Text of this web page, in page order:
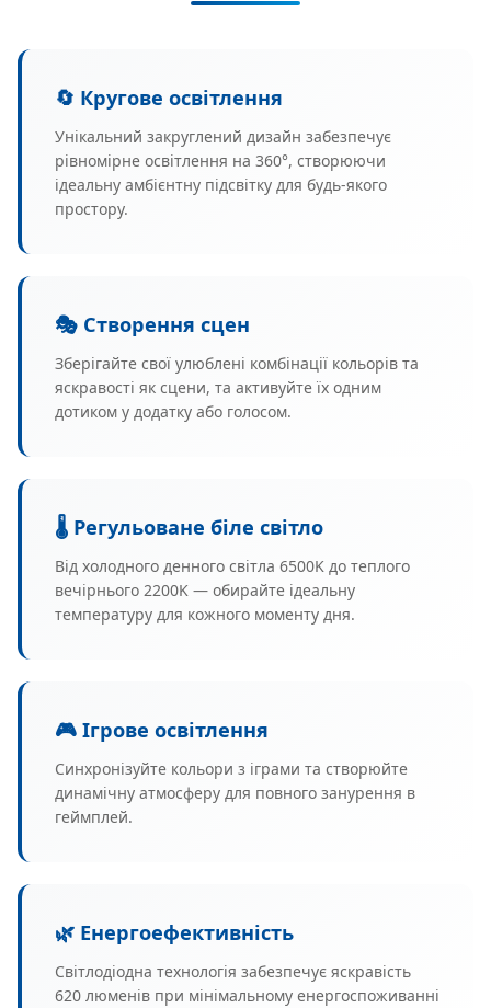
🔄 Кругове освітлення
Унікальний закруглений дизайн забезпечує
рівномірне освітлення на 360°, створюючи
ідеальну амбієнтну підсвітку для будь-якого
простору.
🎭 Створення сцен
Зберігайте свої улюблені комбінації кольорів та
яскравості як сцени, та активуйте їх одним
дотиком у додатку або голосом.
🌡️ Регульоване біле світло
Від холодного денного світла 6500K до теплого
вечірнього 2200K — обирайте ідеальну
температуру для кожного моменту дня.
🎮 Ігрове освітлення
Синхронізуйте кольори з іграми та створюйте
динамічну атмосферу для повного занурення в
геймплей.
🌿 Енергоефективність
Світлодіодна технологія забезпечує яскравість
620 люменів при мінімальному енергоспоживанні